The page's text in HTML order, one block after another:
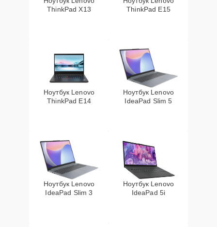
ThinkPad X13
ThinkPad E15
Ноутбук Lenovo
ThinkPad E14
Ноутбук Lenovo
IdeaPad Slim 5
Ноутбук Lenovo
IdeaPad Slim 3
Ноутбук Lenovo
IdeaPad 5i